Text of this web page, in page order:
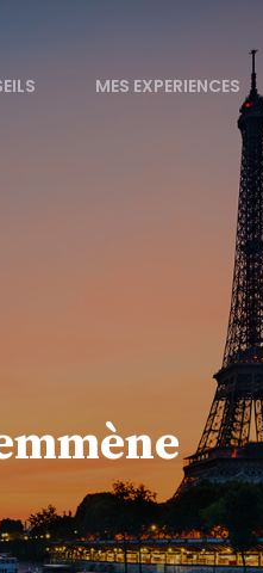
MES EXPERIENCES